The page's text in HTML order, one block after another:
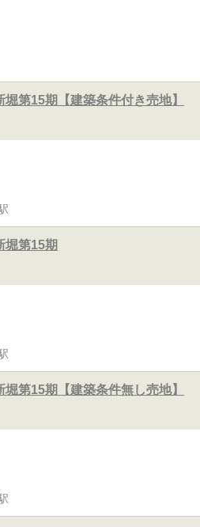
第15期【建築条件付き売地】
堀第15期
第15期【建築条件無し売地】